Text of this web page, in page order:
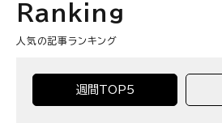
Ranking
人気の記事ランキング
週間TOP5